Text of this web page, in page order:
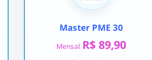
Master PME 30
Mensal R$ 89,90